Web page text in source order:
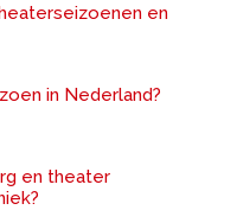
en
in Nederland?
en theater